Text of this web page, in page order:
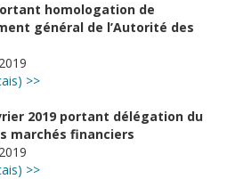
homologation de
général de l’Autorité des
>>
2019 portant délégation du
marchés financiers
>>